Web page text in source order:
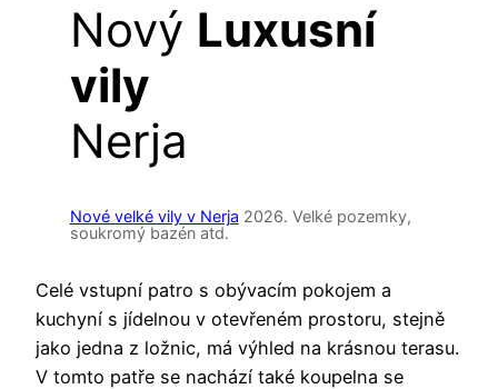
Nový Luxusní
vily
Nerja
Nové velké vily v Nerja 2026. Velké pozemky,
soukromý bazén atd.
Celé vstupní patro s obývacím pokojem a
kuchyní s jídelnou v otevřeném prostoru, stejně
jako jedna z ložnic, má výhled na krásnou terasu.
V tomto patře se nachází také koupelna se